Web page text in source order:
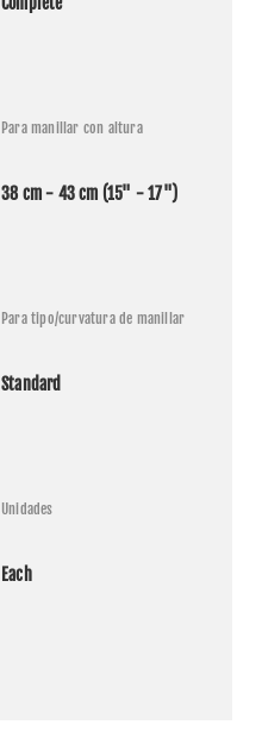
Para manillar con altura
38 cm - 43 cm (15" - 17")
Para tipo/curvatura de manillar
Standard
Unidades
Each